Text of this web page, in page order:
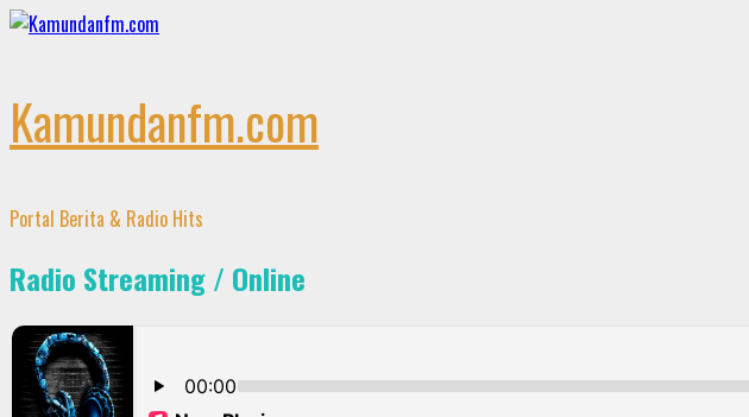
Skip
Kamundanfm.com
Portal Berita & Radio Hits
Radio Streaming / Online